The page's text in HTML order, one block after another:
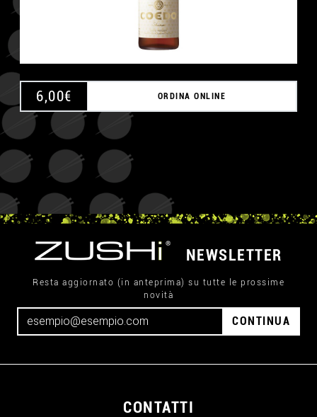
6,00€ ORDINA ONLINE
NEWSLETTER
Resta aggiornato (in anteprima) su tutte le prossime
novità
CONTINUA
CONTATTI